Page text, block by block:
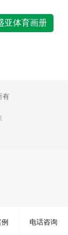
亚体育画册
有
电话咨询